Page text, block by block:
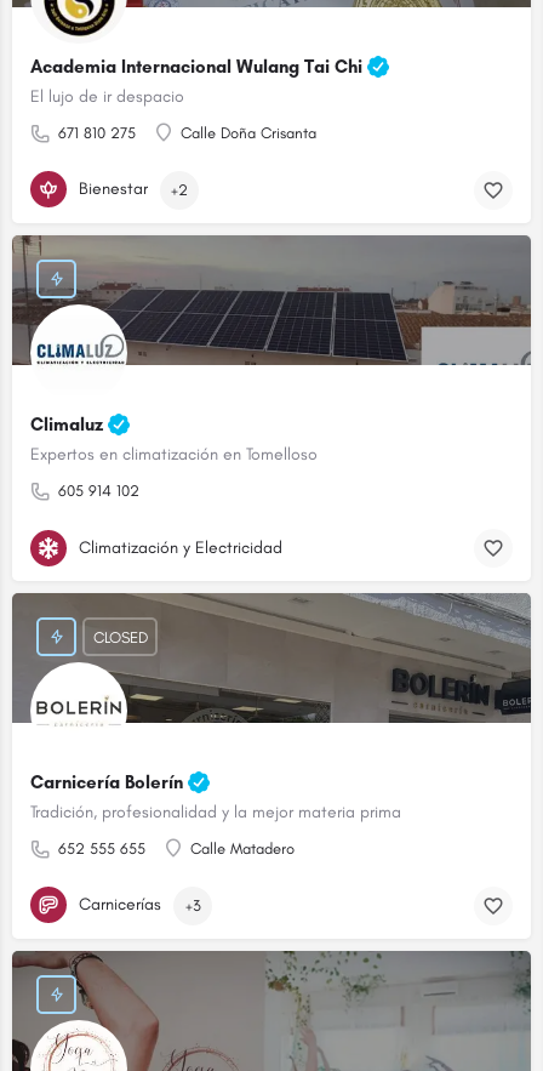
Academia Internacional Wulang Tai Chi
El lujo de ir despacio
671 810 275 Calle Doña Crisanta
Bienestar +2
Climaluz
Expertos en climatización en Tomelloso
605 914 102
Climatización y Electricidad
Carnicería Bolerín
Tradición, profesionalidad y la mejor materia prima
652 555 655 Calle Matadero
CLOSED
Carnicerías +3